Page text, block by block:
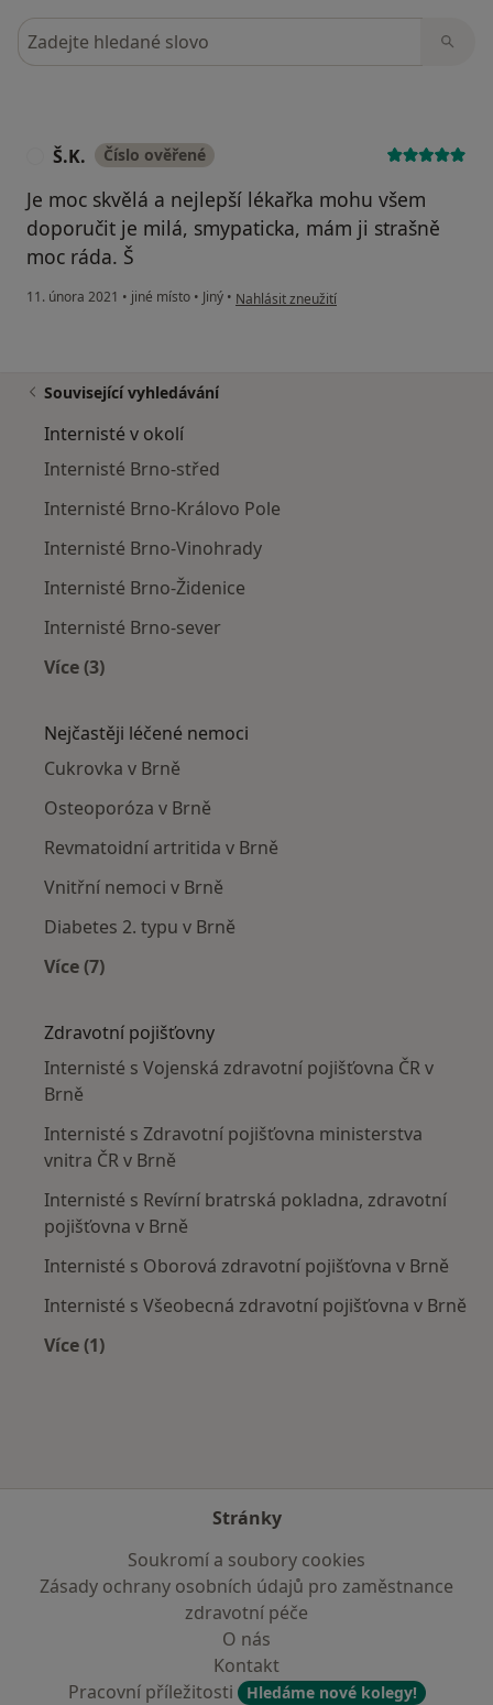
Hledejte v názorech
Š.K. Číslo ověřené
Je moc skvělá a nejlepší lékařka mohu všem
doporučit je milá, smypaticka, mám ji strašně
moc ráda. Š
11. února 2021 • jiné místo • Jiný • podle názoru uživatele Š.K.
Nahlásit zneužití
Související vyhledávání
Internisté v okolí
Internisté Brno-střed
Internisté Brno-Královo Pole
Internisté Brno-Vinohrady
Internisté Brno-Židenice
Internisté Brno-sever
Více (3)
Nejčastěji léčené nemoci
Cukrovka v Brně
Osteoporóza v Brně
Revmatoidní artritida v Brně
Vnitřní nemoci v Brně
Diabetes 2. typu v Brně
Více (7)
Zdravotní pojišťovny
Internisté s Vojenská zdravotní pojišťovna ČR v
Brně
Internisté s Zdravotní pojišťovna ministerstva
vnitra ČR v Brně
Internisté s Revírní bratrská pokladna, zdravotní
pojišťovna v Brně
Internisté s Oborová zdravotní pojišťovna v Brně
Internisté s Všeobecná zdravotní pojišťovna v Brně
Více (1)
Stránky
Soukromí a soubory cookies
Zásady ochrany osobních údajů pro zaměstnance
zdravotní péče
O nás
Kontakt
Pracovní příležitosti
Hledáme nové kolegy!